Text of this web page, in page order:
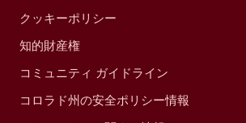
クッキーポリシー
知的財産権
コミュニティ ガイドライン
コロラド州の安全ポリシー情報